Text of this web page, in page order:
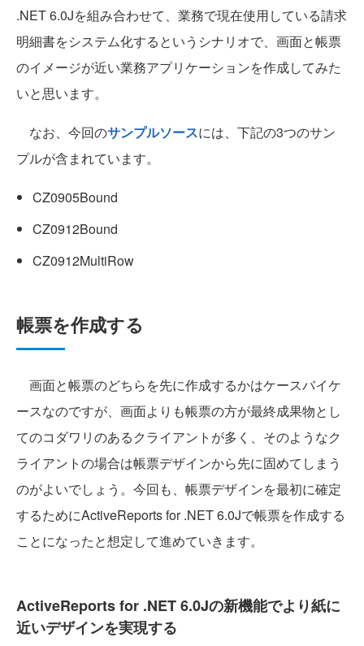
.NET 6.0Jを組み合わせて、業務で現在使用している請求
明細書をシステム化するというシナリオで、画面と帳票
のイメージが近い業務アプリケーションを作成してみた
いと思います。
なお、今回のサンプルソースには、下記の3つのサン
プルが含まれています。
CZ0905Bound
CZ0912Bound
CZ0912MultiRow
帳票を作成する
画面と帳票のどちらを先に作成するかはケースバイケ
ースなのですが、画面よりも帳票の方が最終成果物とし
てのコダワリのあるクライアントが多く、そのようなク
ライアントの場合は帳票デザインから先に固めてしまう
のがよいでしょう。今回も、帳票デザインを最初に確定
するためにActiveReports for .NET 6.0Jで帳票を作成する
ことになったと想定して進めていきます。
ActiveReports for .NET 6.0Jの新機能でより紙に
近いデザインを実現する